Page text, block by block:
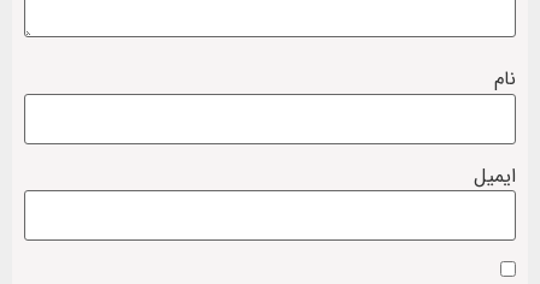
نام
ایمیل